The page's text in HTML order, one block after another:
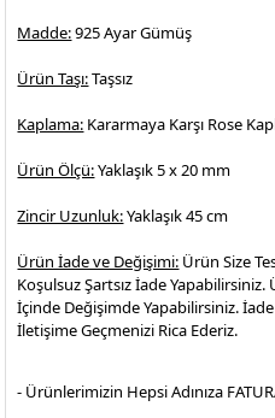
Madde:925 Ayar Gümüş
Ürün Taşı:Taşsız
Kaplama: Kararmaya Karşı Rose
Ürün Ölçü:Yaklaşık 5 x 20 mm
Zincir Uzunluk:Yaklaşık 45 cm
Ürün İade ve Değişimi: Ürün Size
Koşulsuz Şartsız İade
İçinde Değişimde Yapabilirsiniz.
İletişime Geçmenizi Rica Ederiz.
- Ürünlerimizin Hepsi Adınıza